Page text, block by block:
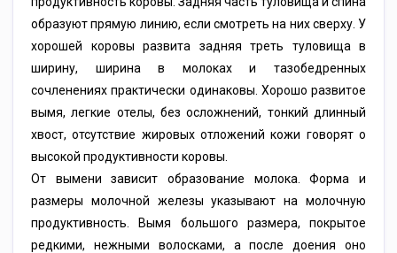
образуют прямую линию, если смотреть на них сверху. У
хорошей коровы развита задняя треть туловища в
ширину, ширина в молоках и тазобедренных
сочленениях практически одинаковы. Хорошо развитое
вымя, легкие отелы, без осложнений, тонкий длинный
хвост, отсутствие жировых отложений кожи говорят о
высокой продуктивности коровы.
От вымени зависит образование молока. Форма и
размеры молочной железы указывают на молочную
продуктивность. Вымя большого размера, покрытое
редкими, нежными волосками, а после доения оно